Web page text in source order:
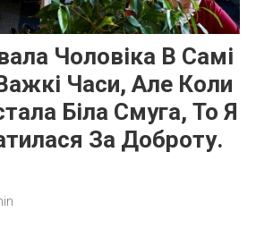
Чоловіка В Самі
Часи, Але Коли
Біла Смуга, То Я
За Доброту.